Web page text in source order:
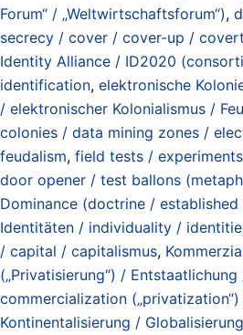
Forum“ / „Weltwirtschaftsforum“),
secrecy / cover / cover-up /
Identity Alliance / ID2020
identification, elektronische
/ elektronischer Kolonialismus /
colonies / data mining zones /
feudalism, field tests /
door opener / test ballons
Dominance (doctrine / established
Identitäten / individuality /
/ capital / capitalismus,
(„Privatisierung“) /
commercialization
Kontinentalisierung /